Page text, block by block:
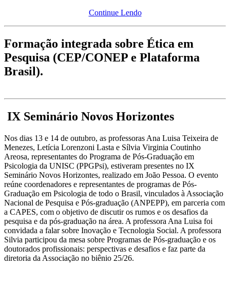
Continue Lendo
Formação integrada sobre Ética em
Pesquisa (CEP/CONEP e Plataforma
Brasil).
IX Seminário Novos Horizontes
Nos dias 13 e 14 de outubro, as professoras Ana Luisa Teixeira de
Menezes, Letícia Lorenzoni Lasta e Sílvia Virginia Coutinho
Areosa, representantes do Programa de Pós-Graduação em
Psicologia da UNISC (PPGPsi), estiveram presentes no IX
Seminário Novos Horizontes, realizado em João Pessoa. O evento
reúne coordenadores e representantes de programas de Pós-
Graduação em Psicologia de todo o Brasil, vinculados à Associação
Nacional de Pesquisa e Pós-graduação (ANPEPP), em parceria com
a CAPES, com o objetivo de discutir os rumos e os desafios da
pesquisa e da pós-graduação na área. A professora Ana Luisa foi
convidada a falar sobre Inovação e Tecnologia Social. A professora
Silvia participou da mesa sobre Programas de Pós-graduação e os
doutorados profissionais: perspectivas e desafios e faz parte da
diretoria da Associação no biênio 25/26.